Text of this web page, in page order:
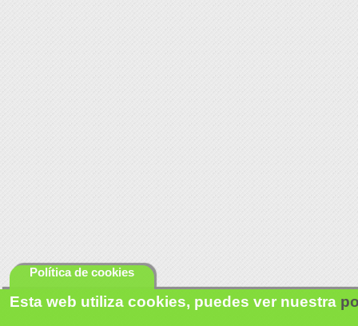
Esta web utiliza cookies, puedes ver nuestra
Política de cookies